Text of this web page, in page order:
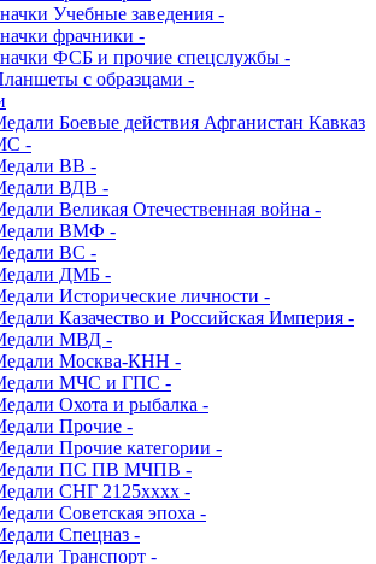
Учебные заведения -
фрачники -
ФСБ и прочие спецслужбы -
с образцами -
Боевые действия Афганистан Кавказ
-
ВВ -
ВДВ -
Великая Отечественная война -
ВМФ -
ВС -
ДМБ -
Исторические личности -
Казачество и Российская Империя -
МВД -
Москва-КНН -
МЧС и ГПС -
Охота и рыбалка -
Прочие -
Прочие категории -
ПС ПВ МЧПВ -
СНГ 2125хххх -
Советская эпоха -
Спецназ -
Транспорт -